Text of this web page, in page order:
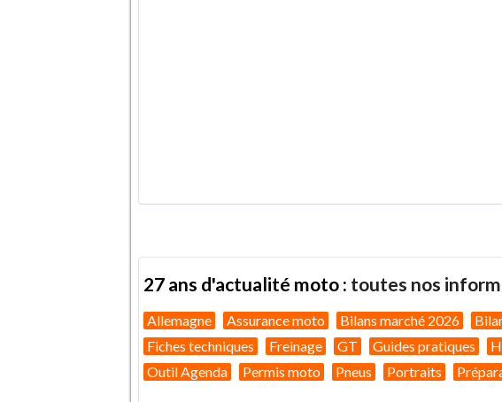
27 ans d'actualité moto : toutes nos
Allemagne Assurance moto Bilans marché 2026
Fiches techniques
Freinage GT Guides pratiques
Outil Agenda
Permis moto Pneus Portraits